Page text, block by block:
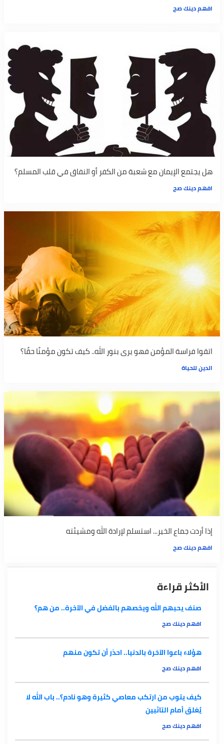
افهم دينك صح
هل يجتمع الإيمان مع شعبة من الكفر أو النفاق في قلب المسلم؟
افهم دينك صح
اتقوا فراسة المؤمن فهو يرى بنور الله.. كيف تكون مؤمنًا حقًا؟
الدين للحياة
إذا أردت جماع الخير... استسلم لإرادة الله ومشيئته
افهم دينك صح
الأكثر قراءة
صنف يحبهم الله ويخصهم بالفضل في الآخرة.. من هم؟
افهم دينك صح
هؤلاء باعوا الآخرة بالدنيا.. احذر أن تكون منهم
افهم دينك صح
كيف يتوب من ارتكب معاصي كثيرة وهو نادم؟.. باب الله لا
يُغلق أمام التائبين
افهم دينك صح